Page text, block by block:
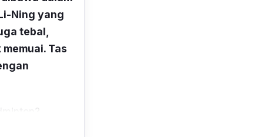
Ning yang
tebal,
Tas
ya.